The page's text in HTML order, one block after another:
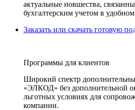
актуальные новшества,
бухгалтерским учетом в
Заказать или скачать готовую
Программы для клиентов
Широкий спектр
«ЭЛКОД» без дополнительной
льготных условиях для
компании.